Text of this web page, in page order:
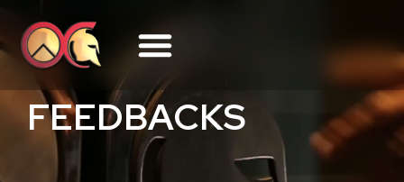
FEEDBACKS